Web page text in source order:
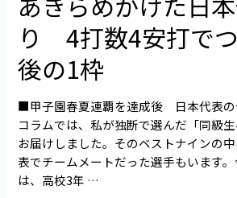
球
7
イ
ニ
グ
制
の
賛
否
り 4打数4安打で
後の1枠
■甲子園春夏連覇を達成後 日本代表の
コラムでは、私が独断で選んだ「同級
お届けしました。そのベストナインの
表でチームメートだった選手もいます
は、高校3年 …
き
ら
め
か
た
日
本
代
表